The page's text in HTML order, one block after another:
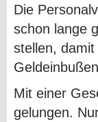
Die
schon lange
stellen,
Mit einer
gelungen.